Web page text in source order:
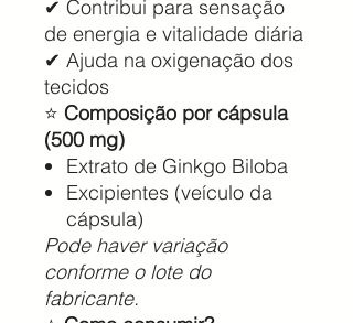
✔ Contribui para sensação
de energia e vitalidade diária
✔ Ajuda na oxigenação dos
tecidos
⭐ Composição por cápsula
(500 mg)
Extrato de Ginkgo Biloba
Excipientes (veículo da
cápsula)
Pode haver variação
conforme o lote do
fabricante.